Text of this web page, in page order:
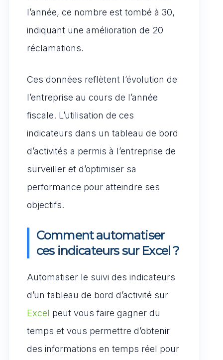
l’année, ce nombre est tombé à 30,
indiquant une amélioration de 20
réclamations.
Ces données reflètent l’évolution de
l’entreprise au cours de l’année
fiscale. L’utilisation de ces
indicateurs dans un tableau de bord
d’activités a permis à l’entreprise de
surveiller et d’optimiser sa
performance pour atteindre ses
objectifs.
Comment automatiser
ces indicateurs sur Excel ?
Automatiser le suivi des indicateurs
d’un tableau de bord d’activité sur
Excel peut vous faire gagner du
temps et vous permettre d’obtenir
des informations en temps réel pour